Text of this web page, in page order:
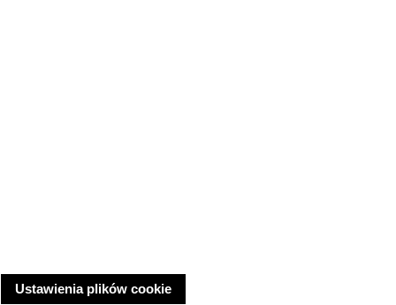
Ustawienia plików cookie